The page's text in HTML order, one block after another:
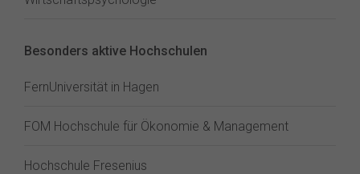
Besonders aktive Hochschulen
FernUniversität in Hagen
FOM Hochschule für Ökonomie & Management
Hochschule Fresenius